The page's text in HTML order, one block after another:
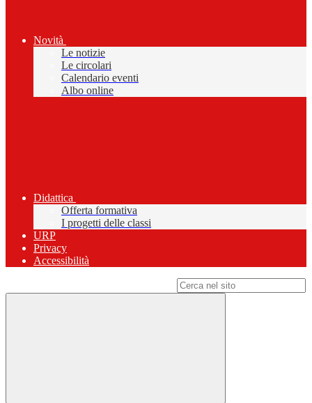
Novità
Le notizie
Le circolari
Calendario eventi
Albo online
Didattica
Offerta formativa
I progetti delle classi
URP
Privacy
Accessibilità